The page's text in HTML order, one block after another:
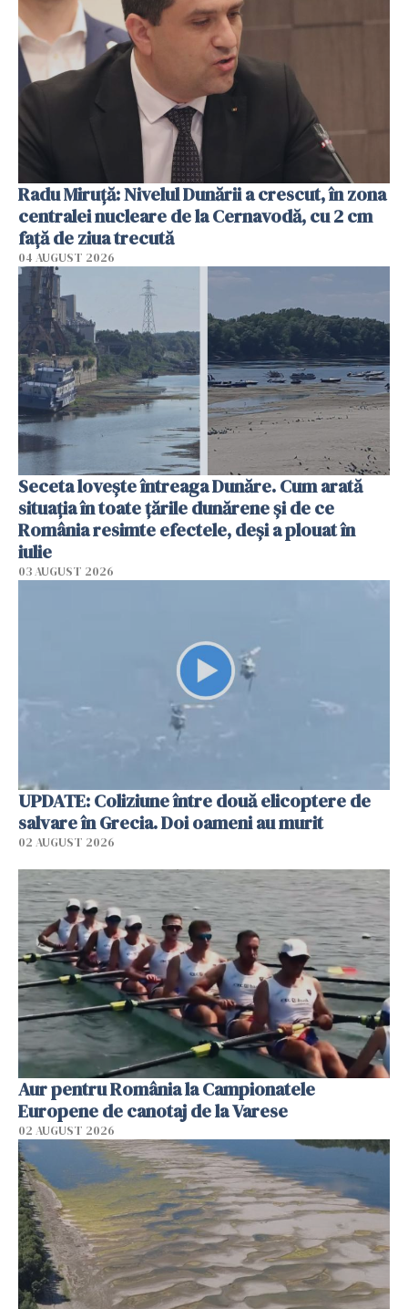
Radu Miruţă: Nivelul Dunării a crescut, în zona
centralei nucleare de la Cernavodă, cu 2 cm
faţă de ziua trecută
04 AUGUST 2026
Seceta lovește întreaga Dunăre. Cum arată
situația în toate țările dunărene și de ce
România resimte efectele, deși a plouat în
iulie
03 AUGUST 2026
UPDATE: Coliziune între două elicoptere de
salvare în Grecia. Doi oameni au murit
02 AUGUST 2026
Aur pentru România la Campionatele
Europene de canotaj de la Varese
02 AUGUST 2026